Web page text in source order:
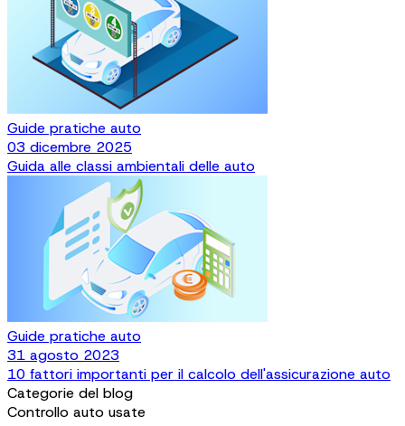
Guide pratiche auto
03 dicembre 2025
Guida alle classi ambientali delle auto
Guide pratiche auto
31 agosto 2023
10 fattori importanti per il calcolo dell'assicurazione auto
Categorie del blog
Controllo auto usate